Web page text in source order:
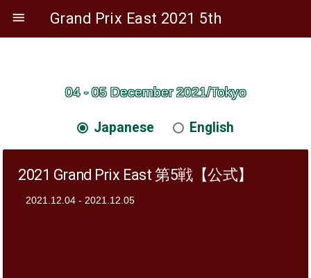
 Grand Prix East 2021 5th
04 - 05 December 2021/Tokyo
Japanese English
2021 Grand Prix East 第5戦【公式】
2021.12.04 - 2021.12.05